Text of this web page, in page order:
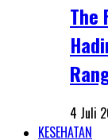
The
4 Juli
KESEHATAN